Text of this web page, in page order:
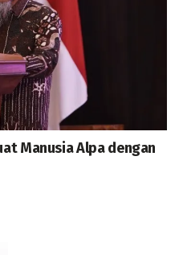
Manusia Alpa dengan